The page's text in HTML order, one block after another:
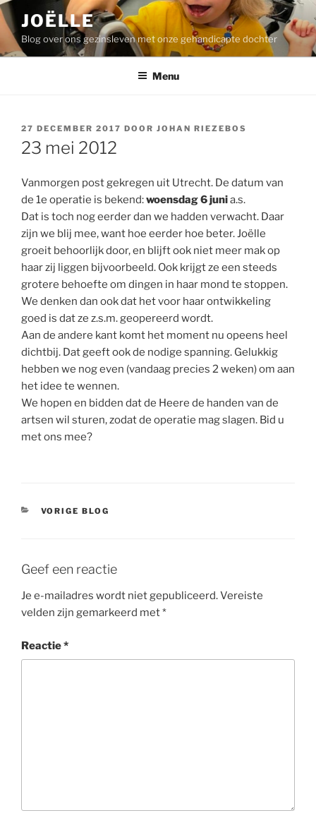
Ga
naar
inhoud
JOËLLE
Blog over ons gezinsleven met onze gehandicapte dochter
Menu
GEPLAATST
OP
27 DECEMBER 2017 DOOR JOHAN RIEZEBOS
23 mei 2012
Vanmorgen post gekregen uit Utrecht. De datum van
de 1e operatie is bekend:woensdag 6 junia.s.
Dat is toch nog eerder dan we hadden verwacht. Daar
zijn we blij mee, want hoe eerder hoe beter. Joëlle
groeit behoorlijk door, en blijft ook niet meer mak op
haar zij liggen bijvoorbeeld. Ook krijgt ze een steeds
grotere behoefte om dingen in haar mond te stoppen.
We denken dan ook dat het voor haar ontwikkeling
goed is dat ze z.s.m. geopereerd wordt.
Aan de andere kant komt het moment nu opeens heel
dichtbij. Dat geeft ook de nodige spanning. Gelukkig
hebben we nog even (vandaag precies 2 weken) om aan
het idee te wennen.
We hopen en bidden dat de Heere de handen van de
artsen wil sturen, zodat de operatie mag slagen. Bid u
met ons mee?
CATEGORIEËN
VORIGE BLOG
Geef een reactie
Je e-mailadres wordt niet gepubliceerd.Vereiste
velden zijn gemarkeerd met*
Reactie*